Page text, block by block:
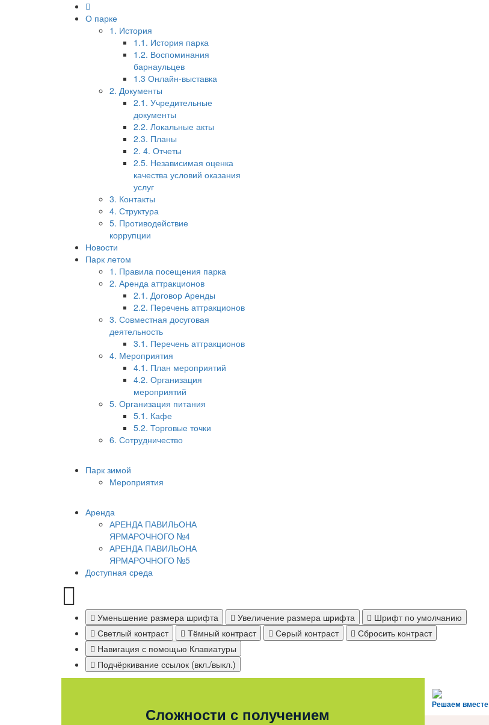
О парке
1. История
1.1. История парка
1.2. Воспоминания
барнаульцев
1.3 Онлайн-выставка
2. Документы
2.1. Учредительные
документы
2.2. Локальные акты
2.3. Планы
2. 4. Отчеты
2.5. Независимая оценка
качества условий оказания
услуг
3. Контакты
4. Структура
5. Противодействие
коррупции
Новости
Парк летом
1. Правила посещения парка
2. Аренда аттракционов
2.1. Договор Аренды
2.2. Перечень аттракционов
3. Совместная досуговая
деятельность
3.1. Перечень аттракционов
4. Мероприятия
4.1. План мероприятий
4.2. Организация
мероприятий
5. Организация питания
5.1. Кафе
5.2. Торговые точки
6. Сотрудничество
Парк зимой
Мероприятия
Аренда
АРЕНДА ПАВИЛЬОНА
ЯРМАРОЧНОГО №4
АРЕНДА ПАВИЛЬОНА
ЯРМАРОЧНОГО №5
Доступная среда
Уменьшение размера шрифта Увеличение размера шрифта
Шрифт по умолчанию
Светлый контраст
Тёмный контраст Серый контраст
Сбросить контраст
Навигация с помощью Клавиатуры
Подчёркивание ссылок (вкл./выкл.)
Решаем вместе
Сложности с получением